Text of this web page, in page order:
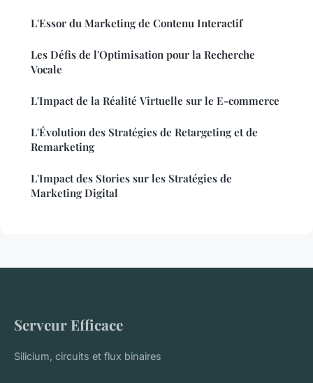
L'Essor du Marketing de Contenu Interactif
Les Défis de l'Optimisation pour la Recherche
Vocale
L'Impact de la Réalité Virtuelle sur le E-commerce
L'Évolution des Stratégies de Retargeting et de
Remarketing
L'Impact des Stories sur les Stratégies de
Marketing Digital
Serveur Efficace
Silicium, circuits et flux binaires